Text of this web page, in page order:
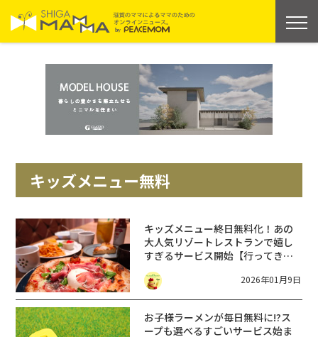
キッズメニュー無料
キッズメニュー終日無料化！あの
大人気リゾートレストランで嬉し
すぎるサービス開始【行ってきま
した】PISOLA 子どもはアレもコレ
も無料に!?【ピソラ】 2026年01月9日
お子様ラーメンが毎日無料に!?ス
ープも選べるすごいサービス始ま